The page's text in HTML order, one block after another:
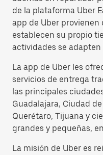
de la plataforma Uber
app de Uber
establecen su propio
actividades se adapten
La app de Uber les
servicios de entrega
las principales
Guadalajara, Ciudad
Querétaro, Tijuana y
grandes y pequeñas,
La misión de Uber es